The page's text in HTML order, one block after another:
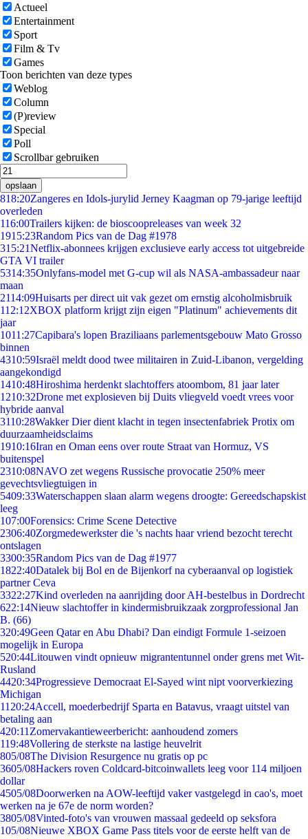
Actueel
Entertainment
Sport
Film & Tv
Games
Toon berichten van deze types
Weblog
Column
(P)review
Special
Poll
Scrollbar gebruiken
opslaan
818:20Zangeres en Idols-jurylid Jerney Kaagman op 79-jarige leeftijd
overleden
116:00Trailers kijken: de bioscoopreleases van week 32
1915:23Random Pics van de Dag #1978
315:21Netflix-abonnees krijgen exclusieve early access tot uitgebreide
GTA VI trailer
5314:35Onlyfans-model met G-cup wil als NASA-ambassadeur naar
maan
2114:09Huisarts per direct uit vak gezet om ernstig alcoholmisbruik
112:12XBOX platform krijgt zijn eigen "Platinum" achievements dit
jaar
1011:27Capibara's lopen Braziliaans parlementsgebouw Mato Grosso
binnen
4310:59Israël meldt dood twee militairen in Zuid-Libanon, vergelding
aangekondigd
1410:48Hiroshima herdenkt slachtoffers atoombom, 81 jaar later
1210:32Drone met explosieven bij Duits vliegveld voedt vrees voor
hybride aanval
3110:28Wakker Dier dient klacht in tegen insectenfabriek Protix om
duurzaamheidsclaims
1910:16Iran en Oman eens over route Straat van Hormuz, VS
buitenspel
2310:08NAVO zet wegens Russische provocatie 250% meer
gevechtsvliegtuigen in
5409:33Waterschappen slaan alarm wegens droogte: Gereedschapskist
leeg
107:00Forensics: Crime Scene Detective
2306:40Zorgmedewerkster die 's nachts haar vriend bezocht terecht
ontslagen
3300:35Random Pics van de Dag #1977
1822:40Datalek bij Bol en de Bijenkorf na cyberaanval op logistiek
partner Ceva
3322:27Kind overleden na aanrijding door AH-bestelbus in Dordrecht
622:14Nieuw slachtoffer in kindermisbruikzaak zorgprofessional Jan
B. (66)
320:49Geen Qatar en Abu Dhabi? Dan eindigt Formule 1-seizoen
mogelijk in Europa
520:44Litouwen vindt opnieuw migrantentunnel onder grens met Wit-
Rusland
4420:34Progressieve Democraat El-Sayed wint nipt voorverkiezing
Michigan
11 20:24Accell, moederbedrijf Sparta en Batavus, vraagt uitstel van
betaling aan
420:11 Zomervakantieweerbericht: aanhoudend zomers
119:48Vollering de sterkste na lastige heuvelrit
805/08The Division Resurgence nu gratis op pc
3605/08Hackers roven Coldcard-bitcoinwallets leeg voor 114 miljoen
dollar
4505/08Doorwerken na AOW-leeftijd vaker vastgelegd in cao's, moet
werken na je 67e de norm worden?
3805/08Vinted-foto's van vrouwen massaal gedeeld op seksfora
105/08Nieuwe XBOX Game Pass titels voor de eerste helft van de